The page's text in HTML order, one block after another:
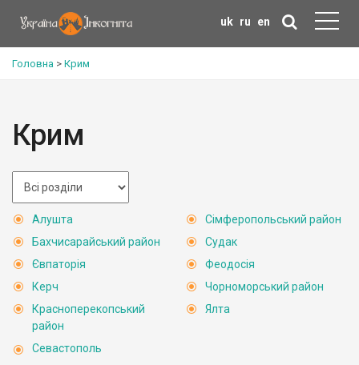
uk ru en
Головна > Крим
Крим
Алушта
Бахчисарайський район
Євпаторія
Керч
Красноперекопський
район
Севастополь
Сімферопольський район
Судак
Феодосія
Чорноморський район
Ялта